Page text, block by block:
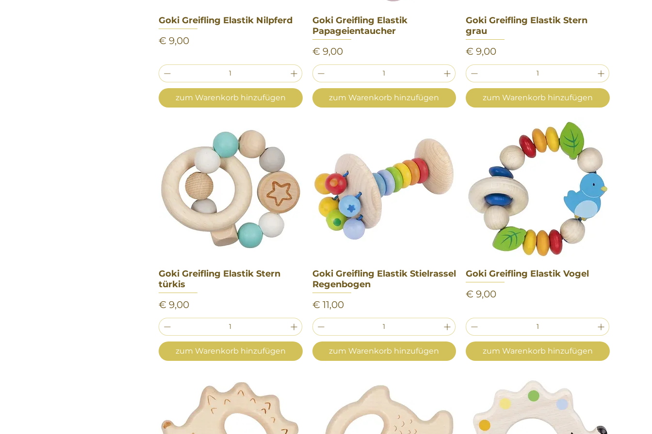
Schnellansicht
Goki Greifling Elastik Nilpferd
Preis
€ 9,00
zum Warenkorb hinzufügen
Schnellansicht
Goki Greifling Elastik
Papageientaucher
Preis
€ 9,00
zum Warenkorb hinzufügen
Schnellansicht
Goki Greifling Elastik Stern
grau
Preis
€ 9,00
zum Warenkorb hinzufügen
Schnellansicht
Goki Greifling Elastik Stern
türkis
Preis
€ 9,00
zum Warenkorb hinzufügen
Schnellansicht
Goki Greifling Elastik Stielrassel
Regenbogen
Preis
€ 11,00
zum Warenkorb hinzufügen
Schnellansicht
Goki Greifling Elastik Vogel
Preis
€ 9,00
zum Warenkorb hinzufügen